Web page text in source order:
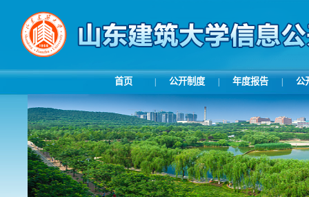
首页 公开制度 年度报告 公